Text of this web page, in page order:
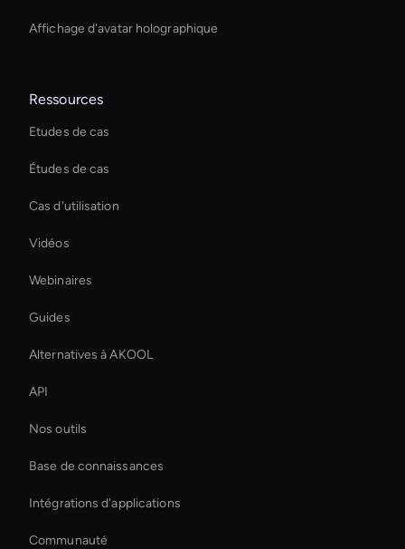
Affichage d'avatar holographique
Ressources
Etudes de cas
Études de cas
Cas d'utilisation
Vidéos
Webinaires
Guides
Alternatives à AKOOL
API
Nos outils
Base de connaissances
Intégrations d'applications
Communauté